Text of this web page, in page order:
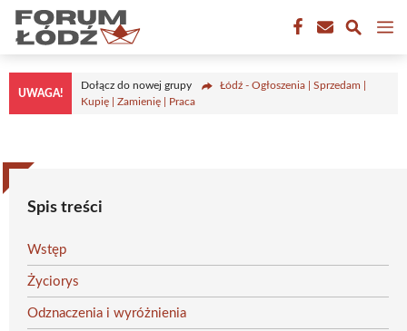
Przejdź
treści
UWAGA!
Dołącz do nowej grupy
Łódź - Ogłoszenia | Sprzedam |
Kupię | Zamienię | Praca
Spis treści
Wstęp
Życiorys
Odznaczenia i wyróżnienia